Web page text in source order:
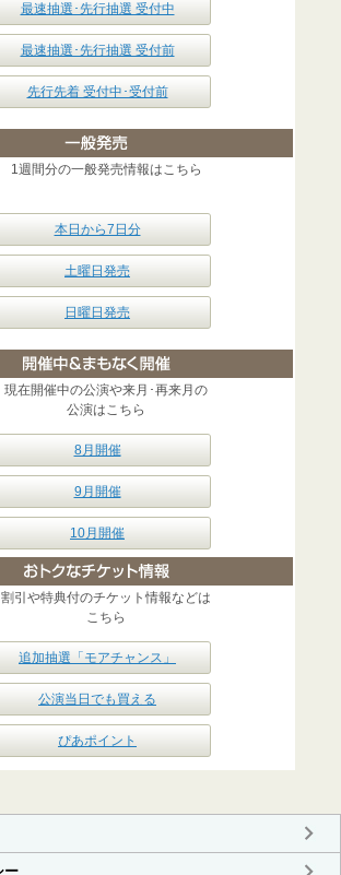
最速抽選･先行抽選 受付中
最速抽選･先行抽選 受付前
先行先着 受付中･受付前
1週間分の一般発売情報はこちら
本日から7日分
土曜日発売
日曜日発売
現在開催中の公演や来月･再来月の
公演はこちら
8月開催
9月開催
10月開催
割引や特典付のチケット情報などは
こちら
追加抽選「モアチャンス」
公演当日でも買える
ぴあポイント